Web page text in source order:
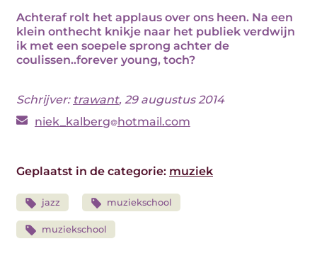
Achteraf rolt het applaus over ons heen. Na een
klein onthecht knikje naar het publiek verdwijn
ik met een soepele sprong achter de
coulissen..forever young, toch?
Schrijver: trawant, 29 augustus 2014
niek_kalberg hotmail.com
Geplaatst in de categorie: muziek
jazz muziekschool
muziekschool